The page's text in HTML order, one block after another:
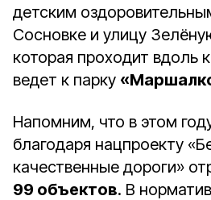
детским
Сосновке и улицу
которая проходит вдоль
ведет к парку
Напомним, что в этом
благодаря нацпроекту
качественные дороги»
99 объектов. В